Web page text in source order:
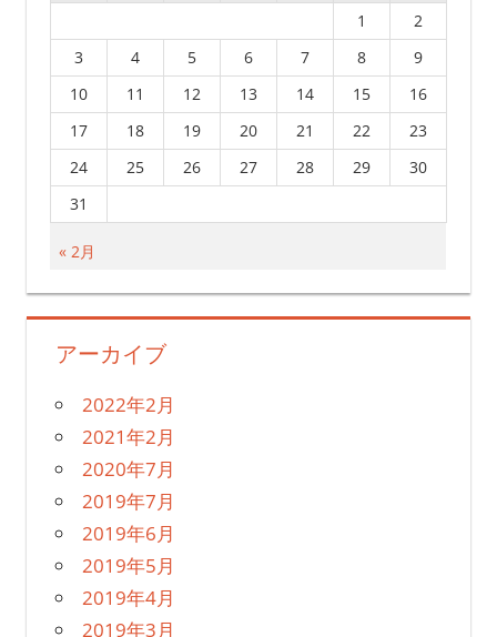
« 2月
1
2
3
4 5 6 7 8
9
10
11 12 13 14 15
16
17
18 19 20 21 22
23
24
25 26 27 28 29
30
31
アーカイブ
2022年2月
2021年2月
2020年7月
2019年7月
2019年6月
2019年5月
2019年4月
2019年3月